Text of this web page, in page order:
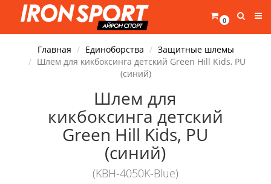
0
Главная Единоборства
Защитные шлемы
Шлем для кикбоксинга детский Green Hill Kids, PU
(синий)
Шлем для
кикбоксинга детский
Green Hill Kids, PU
(синий)
(KBH-4050K-Blue)